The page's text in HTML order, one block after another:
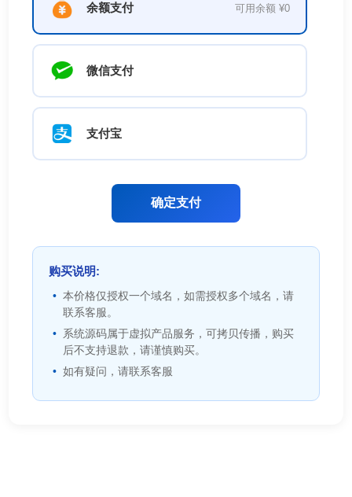
余额支付 可用余额 ¥0
微信支付
支付宝
确定支付
购买说明:
本价格仅授权一个域名，如需授权多个域名，请
联系客服。
系统源码属于虚拟产品服务，可拷贝传播，购买
后不支持退款，请谨慎购买。
如有疑问，请联系客服